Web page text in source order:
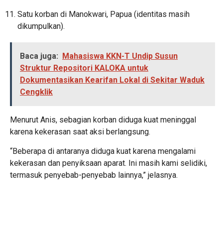
Satu korban di Manokwari, Papua (identitas masih
dikumpulkan).
Baca juga: Mahasiswa KKN-T Undip Susun
Struktur Repositori KALOKA untuk
Dokumentasikan Kearifan Lokal di Sekitar Waduk
Cengklik
Menurut Anis, sebagian korban diduga kuat meninggal
karena kekerasan saat aksi berlangsung.
“Beberapa di antaranya diduga kuat karena mengalami
kekerasan dan penyiksaan aparat. Ini masih kami selidiki,
termasuk penyebab-penyebab lainnya,” jelasnya.